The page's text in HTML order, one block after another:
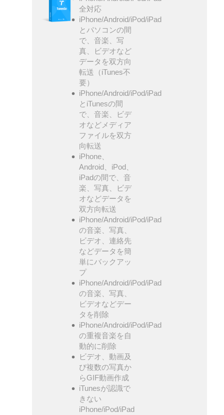
全対応
iPhone/Android/iPod/iPad
とパソコンの間
で、音楽、写
真、ビデオなど
データを双方向
転送（iTunes不
要）
iPhone/Android/iPod/iPad
とiTunesの間
で、音楽、ビデ
オなどメディア
ファイルを双方
向転送
iPhone、
Android、iPod、
iPadの間で、音
楽、写真、ビデ
オなどデータを
双方向転送
iPhone/Android/iPod/iPad
の音楽、写真、
ビデオ、連絡先
などデータを簡
単にバックアッ
プ
iPhone/Android/iPod/iPad
の音楽、写真、
ビデオなどデー
タを削除
iPhone/Android/iPod/iPad
の重複音楽を自
動的に削除
ビデオ、動画及
び複数の写真か
らGIF動画作成
iTunesが認識で
きない
iPhone/iPod/iPad